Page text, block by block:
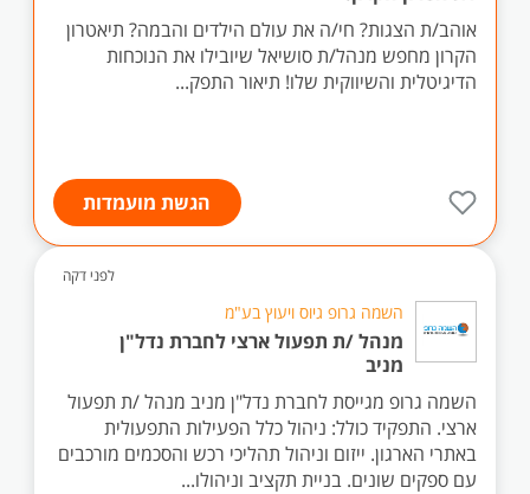
אוהב/ת הצגות? חי/ה את עולם הילדים והבמה? תיאטרון
הקרון מחפש מנהל/ת סושיאל שיובילו את הנוכחות
הדיגיטלית והשיווקית שלו! תיאור התפק...
הגשת מועמדות
לפני דקה
השמה גרופ גיוס ויעוץ בע"מ
מנהל /ת תפעול ארצי לחברת נדל"ן
מניב
השמה גרופ מגייסת לחברת נדל"ן מניב מנהל /ת תפעול
ארצי. התפקיד כולל: ניהול כלל הפעילות התפעולית
באתרי הארגון. ייזום וניהול תהליכי רכש והסכמים מורכבים
עם ספקים שונים. בניית תקציב וניהולו...